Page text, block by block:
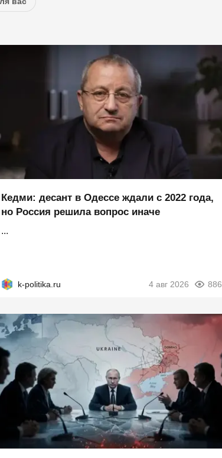
Кедми: десант в Одессе ждали с 2022 года,
но Россия решила вопрос иначе
...
k-politika.ru 4 авг 2026 886